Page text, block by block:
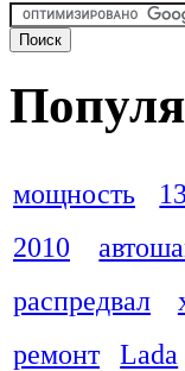
мощность
2010
распредвал
ремонт
Lada